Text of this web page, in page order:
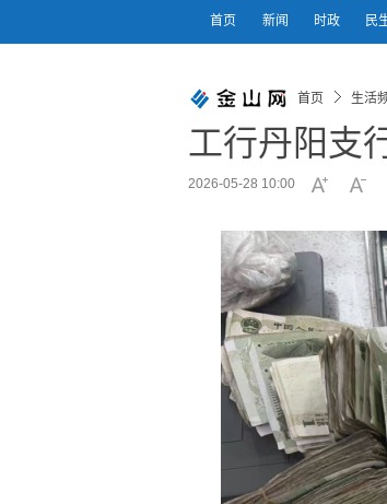
首页 新闻 时政 民
首页 生活
工行丹阳支
2026-05-28 10:00